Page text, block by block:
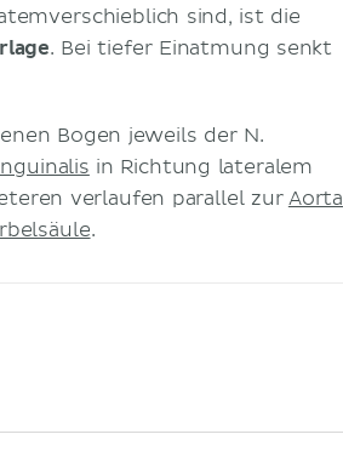
sind, ist die
. Bei tiefer Einatmung senkt
Bogen jeweils der N.
in Richtung lateralem
verlaufen parallel zur Aorta
.